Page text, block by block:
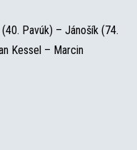
Pavúk) – Jánošík (74.
Kessel – Marcin